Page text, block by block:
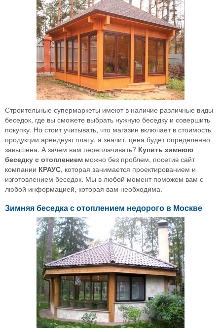
Строительные супермаркеты имеют в наличие различные виды
беседок, где вы сможете выбрать нужную беседку и совершить
покупку. Но стоит учитывать, что магазин включает в стоимость
продукции арендную плату, а значит, цена будет определенно
завышена. А зачем вам переплачивать? Купить зимнюю
беседку с отоплением можно без проблем, посетив сайт
компании КРАУС, которая занимается проектированием и
изготовлением беседок. Мы в любой момент поможем вам с
любой информацией, которая вам необходима.
Зимняя беседка с отоплением недорого в Москве